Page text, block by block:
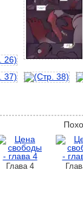
Глава 4